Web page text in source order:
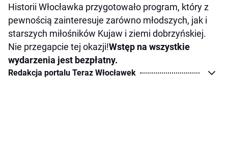
Historii Włocławka przygotowało program, który z
pewnością zainteresuje zarówno młodszych, jak i
starszych miłośników Kujaw i ziemi dobrzyńskiej.
Nie przegapcie tej okazji!Wstęp na wszystkie
wydarzenia jest bezpłatny.
Redakcja portalu Teraz Włocławek